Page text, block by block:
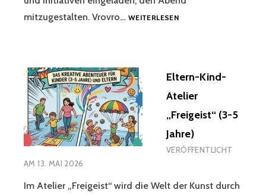
mitzugestalten. Vrovro… WEITERLESENOPEN
Eltern-Kind-
Atelier
„Freigeist“ (3-5
Jahre)
VERÖFFENTLICHT
AM13. MAI 2026
Im Atelier „Freigeist“ wird die Welt der Kunst durch